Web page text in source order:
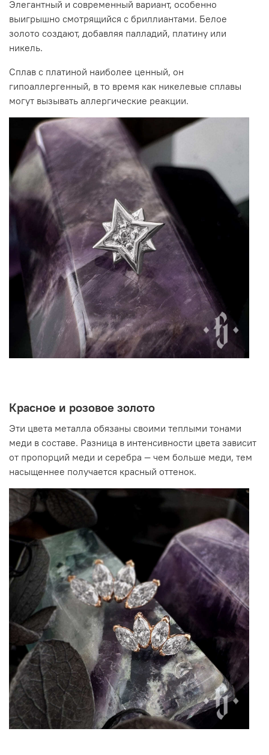
Элегантный и современный вариант, особенно
выигрышно смотрящийся с бриллиантами. Белое
золото создают, добавляя палладий, платину или
никель.
Сплав с платиной наиболее ценный, он
гипоаллергенный, в то время как никелевые сплавы
могут вызывать аллергические реакции.
Красное и розовое золото
Эти цвета металла обязаны своими теплыми тонами
меди в составе. Разница в интенсивности цвета зависит
от пропорций меди и серебра — чем больше меди, тем
насыщеннее получается красный оттенок.